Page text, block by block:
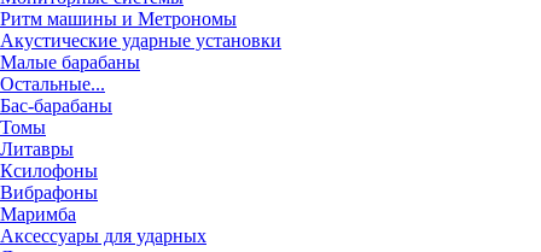
Ритм машины и Метрономы
Акустические ударные установки
Малые барабаны
Остальные...
Бас-барабаны
Томы
Литавры
Ксилофоны
Вибрафоны
Маримба
Аксессуары для ударных